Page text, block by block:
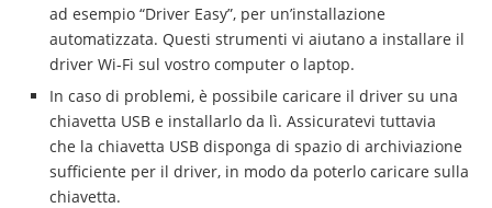
ad esempio “Driver Easy”, per un’installazione
automatizzata. Questi strumenti vi aiutano a installare il
driver Wi-Fi sul vostro computer o laptop.
In caso di problemi, è possibile caricare il driver su una
chiavetta USB e installarlo da lì. Assicuratevi tuttavia
che la chiavetta USB disponga di spazio di archiviazione
sufficiente per il driver, in modo da poterlo caricare sulla
chiavetta.